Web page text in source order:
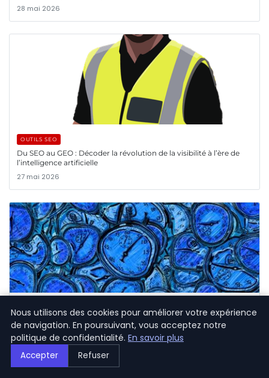
28 mai 2026
OUTILS SEO
Du SEO au GEO : Décoder la révolution de la visibilité à l’ère de
l’intelligence artificielle
27 mai 2026
Figma et agents IA : 3 workflows innovants pour une conception
et un codage fluides
26 mai 2026
Nous utilisons des cookies pour améliorer votre expérience
de navigation. En poursuivant, vous acceptez notre
politique de confidentialité. En savoir plus
Accepter Refuser